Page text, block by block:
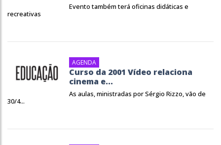
Evento também terá oficinas didáticas e
recreativas
AGENDA
Curso da 2001 Vídeo relaciona
cinema e...
As aulas, ministradas por Sérgio Rizzo, vão de
30/4...